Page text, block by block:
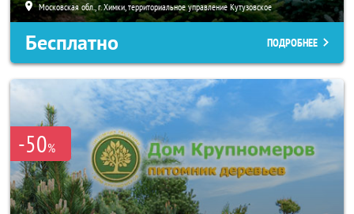
Московская обл., г. Химки, территориальное управление Кутузовское
Бесплатно ПОДРОБНЕЕ
-50%